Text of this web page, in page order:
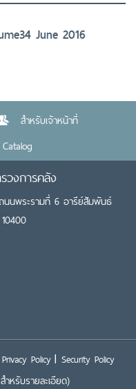
June 2016
สำหรับเจ้าหน้าที่
วงการคลัง
นนพระรามที่ 6 อารีย์สัมพันธ์
Privacy Policy Security Policy
ำหรับรายละเอียด)